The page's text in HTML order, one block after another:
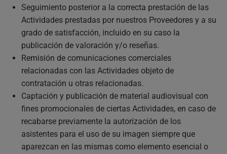
Seguimiento posterior a la correcta prestación de las
Actividades prestadas por nuestros Proveedores y a su
grado de satisfacción, incluido en su caso la
publicación de valoración y/o reseñas.
Remisión de comunicaciones comerciales
relacionadas con las Actividades objeto de
contratación u otras relacionadas.
Captación y publicación de material audiovisual con
fines promocionales de ciertas Actividades, en caso de
recabarse previamente la autorización de los
asistentes para el uso de su imagen siempre que
aparezcan en las mismas como elemento esencial o